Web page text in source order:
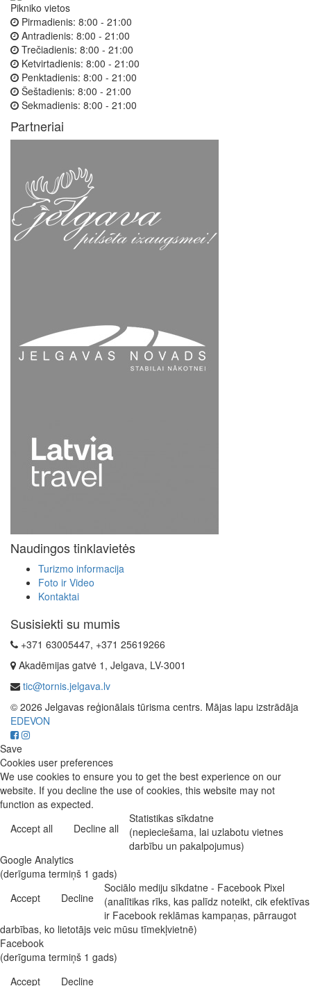
Pikniko vietos
Pirmadienis: 8:00 - 21:00
Antradienis: 8:00 - 21:00
Trečiadienis: 8:00 - 21:00
Ketvirtadienis: 8:00 - 21:00
Penktadienis: 8:00 - 21:00
Šeštadienis: 8:00 - 21:00
Sekmadienis: 8:00 - 21:00
Partneriai
Naudingos tinklavietės
Turizmo informacija
Foto ir Video
Kontaktai
Susisiekti su mumis
+371 63005447, +371 25619266
Akadēmijas gatvė 1, Jelgava, LV-3001
tic@tornis.jelgava.lv
© 2026 Jelgavas reģionālais tūrisma centrs. Mājas lapu izstrādāja
EDEVON
Save
Cookies user preferences
We use cookies to ensure you to get the best experience on our
website. If you decline the use of cookies, this website may not
function as expected.
Accept all
Decline all
Statistikas sīkdatne
(nepieciešama, lai uzlabotu vietnes
darbību un pakalpojumus)
Google Analytics
(derīguma termiņš 1 gads)
Accept
Decline
Sociālo mediju sīkdatne - Facebook Pixel
(analītikas rīks, kas palīdz noteikt, cik efektīvas
ir Facebook reklāmas kampaņas, pārraugot
darbības, ko lietotājs veic mūsu tīmekļvietnē)
Facebook
(derīguma termiņš 1 gads)
Accept
Decline